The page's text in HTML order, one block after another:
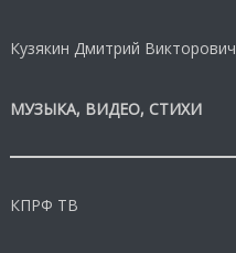
Кузякин Дмитрий Викторович
МУЗЫКА, ВИДЕО, СТИХИ
КПРФ ТВ